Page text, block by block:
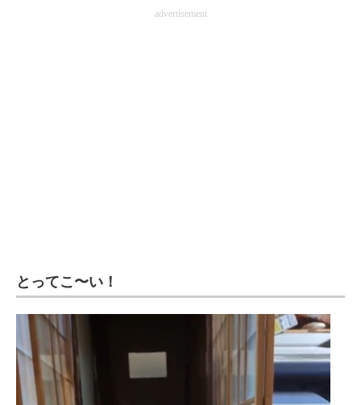
エネルギーの専門メディア
建設×テクノロジーの最前線
ちょっと気になるネットの話題
advertisement
とってこ〜い！